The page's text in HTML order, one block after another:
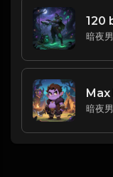
暗夜男
暗夜男